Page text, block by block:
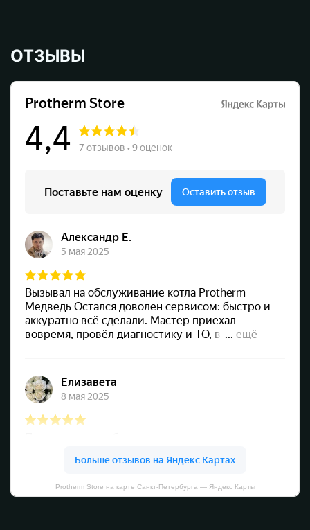
ОТЗЫВЫ
Protherm Store на карте Санкт‑Петербурга — Яндекс Карты